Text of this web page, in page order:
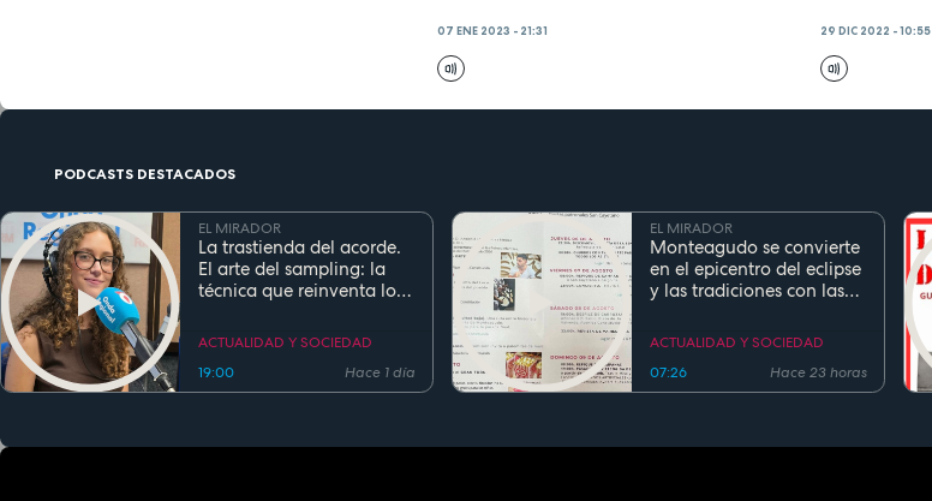
07 ENE 2023 - 21:31 29 DIC 2022 - 10:55
PODCASTS DESTACADOS
EL MIRADOR
La trastienda del acorde.
El arte del sampling: la
técnica que reinventa los
actual
ACTUALIDAD Y SOCIEDAD
19:00
Hace 1 día
EL MIRADOR
Monteagudo se convierte
en el epicentro del eclipse
y las tradiciones con las
ACTUALIDAD Y SOCIEDAD
07:26
Hace 23 horas